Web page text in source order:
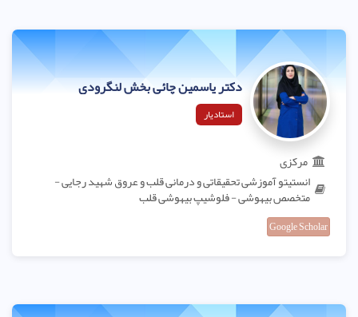
دکتر یاسمین چائی بخش لنگرودی
استادیار
مرکزی
انستیتو آموزشی تحقیقاتی و درمانی قلب و عروق شهید رجایی -
متخصص بیهوشی - فلوشیپ بیهوشی قلب
Google Scholar